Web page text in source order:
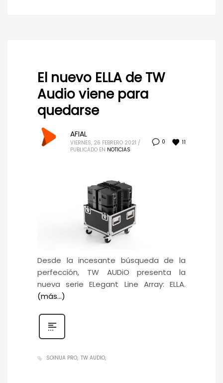
El nuevo ELLA de TW
Audio viene para
quedarse
0 11
AFIAL
VIERNES, 26 FEBRERO 2021 /
PUBLICADO EN NOTICIAS
Desde la incesante búsqueda de la
perfección, TW AUDiO presenta la
nueva serie ELegant Line Array: ELLA.
(más…)
SOINUA PRO TW AUDIO